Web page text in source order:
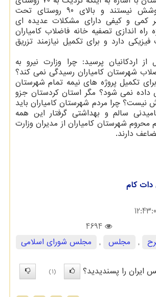
کامیاران تحت پوشش نیستند و بالای 90 روستای تحت
کمی و کیفی دارای مشکلات عدیده ای
اندازی تصفیه خانه فاضلاب کامیاران
فیزیکی دارد و برای تکمیل نیازمند تزریق
اردکانیان پرسید: چرا وزارت نیرو به
شهرستان کامیاران رسیدگی نمی کند؟
برای تکمیل پروژه های نیمه تمام شهرستان
داده نمی شود؟ مگر استان کردستان جزو
نیست؟ چرا مردم شهرستان کامیاران باید
سالم و بهداشتی گرفتار این همه
شهرستان کامیاران از مدیران وزارت
دارند.
كام
4694
, مجلس ,
مجلس شورای اسلامی
ایران را پسندیدید؟
(1)